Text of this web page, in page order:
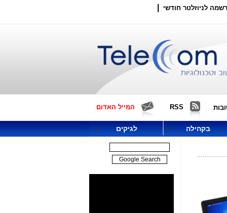
לניוזלטר חודשי
RSS המייל האדום
בקהילה לגיקים